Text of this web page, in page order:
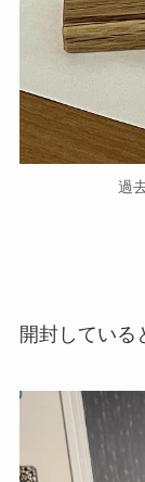
過
開封している